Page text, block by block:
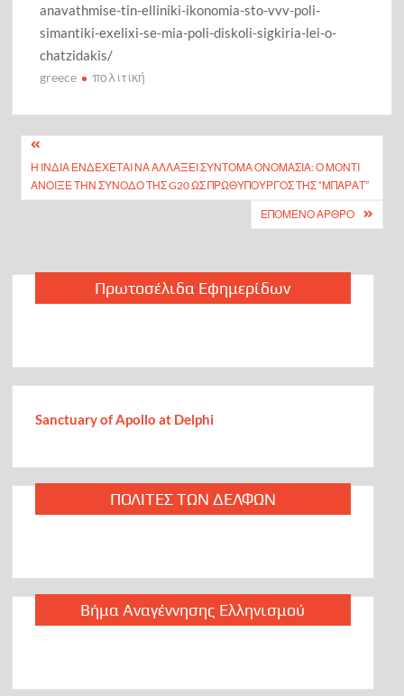
anavathmise-tin-elliniki-ikonomia-sto-vvv-poli-
simantiki-exelixi-se-mia-poli-diskoli-sigkiria-lei-o-
chatzidakis/
greece πολιτική
Πλοήγηση
άρθρων
Η ΙΝΔΊΑ ΕΝΔΈΧΕΤΑΙ ΝΑ ΑΛΛΆΞΕΙ ΣΎΝΤΟΜΑ ΟΝΟΜΑΣΊΑ: Ο ΜΌΝΤΙ
ΆΝΟΙΞΕ ΤΗΝ ΣΎΝΟΔΟ ΤΗΣ G20 ΩΣ ΠΡΩΘΥΠΟΥΡΓΌΣ ΤΗΣ “ΜΠΆΡΑΤ”
ΕΠΌΜΕΝΟ ΆΡΘΡΟ
Πρωτοσέλιδα Εφημερίδων
Sanctuary of Apollo at Delphi
ΠΟΛΙΤΕΣ ΤΩΝ ΔΕΛΦΩΝ
Βήμα Αναγέννησης Ελληνισμού